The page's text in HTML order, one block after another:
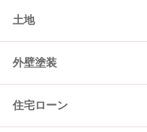
土地
外壁塗装
住宅ローン